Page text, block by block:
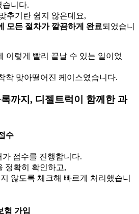
습니다.
추기란 쉽지 않은데요,
모든 절차가 깔끔하게 완료되었습니
이렇게 빨리 끝날 수 있는 일이었
착 맞아떨어진 케이스였습니다.
까지, 디젤트럭이 함께한 과
수
접수를 진행합니다.
정확히 확인하고,
않도록 체크해 빠르게 처리했습니
험 가입